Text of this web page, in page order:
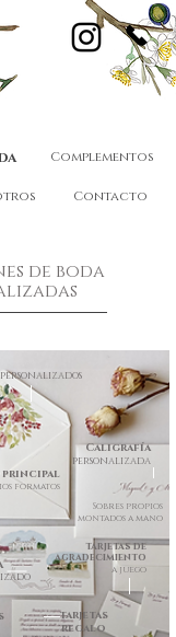
Complementos
Contacto
de boda
Caligrafía
personalizada
personalizados
Sobres propios
montados a mano
principal
formatos
tarjetas de
agradecimiento
a juego
tarjetas
regalo